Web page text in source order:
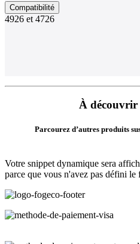
Compatibilité
4926 et 4726
À découvrir
Parcourez d’autres produits
Votre snippet dynamique sera
parce que vous n'avez pas défini